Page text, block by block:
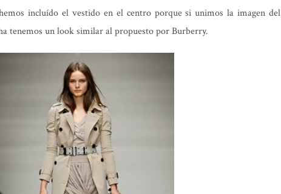
incluído el vestido en el centro porque si unimos la imagen del
tenemos un look similar al propuesto porBurberry.